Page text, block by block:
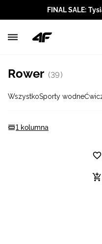
FINAL SALE:
Rower (39)
WszystkoSporty wodne
1 kolumna